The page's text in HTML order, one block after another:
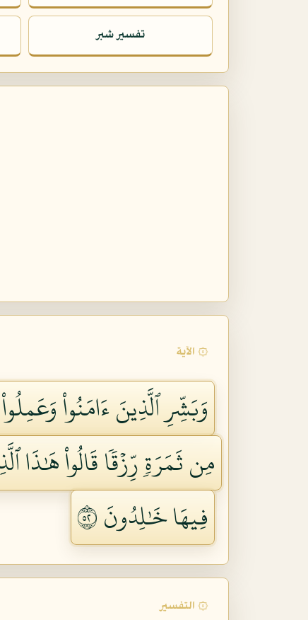
تفسير شبر
۞ الآية
وَبَشِّرِ ٱلَّذِينَ ءَامَنُواْ
مِن ثَمَرَةٖ رِّزۡقٗا قَالُواْ هَٰذَا
فِيهَا خَٰلِدُونَ ٢٥
۞ التفسير